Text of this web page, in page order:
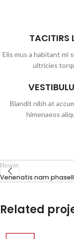
TACITIRS
Elis mus a habitant mi
ultricies
Blandit nibh at
himenaeos
Newer
Venenatis nam
Related